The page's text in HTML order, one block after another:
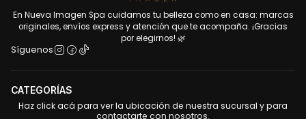
En Nueva Imagen Spa cuidamos tu belleza como en casa: marcas
originales, envíos express y atención que te acompaña. ¡Gracias
por elegirnos! 🌿
Síguenos
CATEGORÍAS
Haz click acá para ver la ubicación de nuestra sucursal y para
contactarte con nosotros.